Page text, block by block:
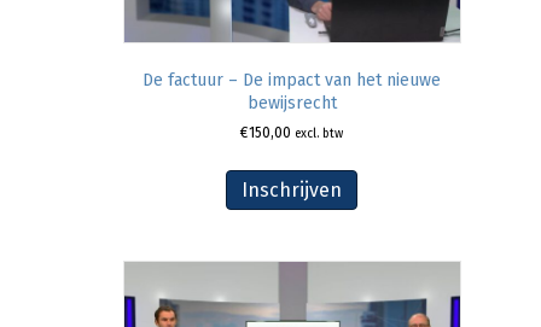
De factuur – De impact van het nieuwe
bewijsrecht
€150,00 excl. btw
Inschrijven